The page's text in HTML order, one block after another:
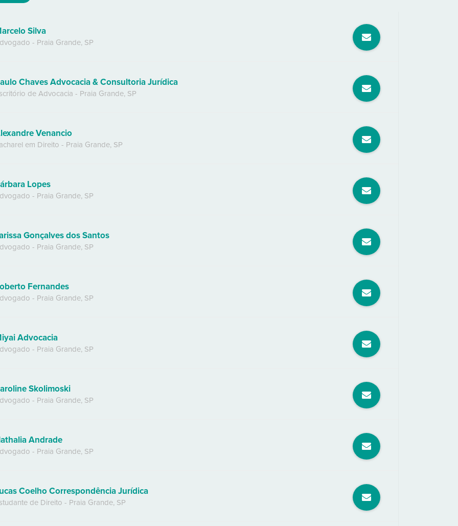
Silva
- Praia Grande, SP
Chaves Advocacia & Consultoria Jurídica
de Advocacia - Praia Grande, SP
Venancio
em Direito - Praia Grande, SP
Lopes
- Praia Grande, SP
Gonçalves dos Santos
- Praia Grande, SP
Fernandes
- Praia Grande, SP
Advocacia
- Praia Grande, SP
Skolimoski
- Praia Grande, SP
Andrade
- Praia Grande, SP
Coelho Correspondência Jurídica
de Direito - Praia Grande, SP